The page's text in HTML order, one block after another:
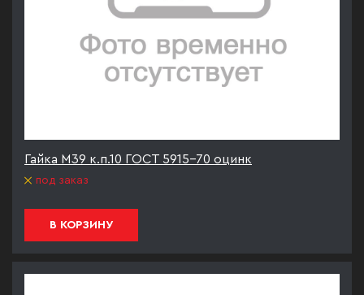
Гайка М39 к.п.10 ГОСТ 5915-70 оцинк
под заказ
В КОРЗИНУ